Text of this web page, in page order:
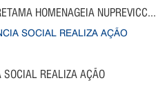
HOMENAGEIA NUPREVICC...
REALIZA AÇÃO